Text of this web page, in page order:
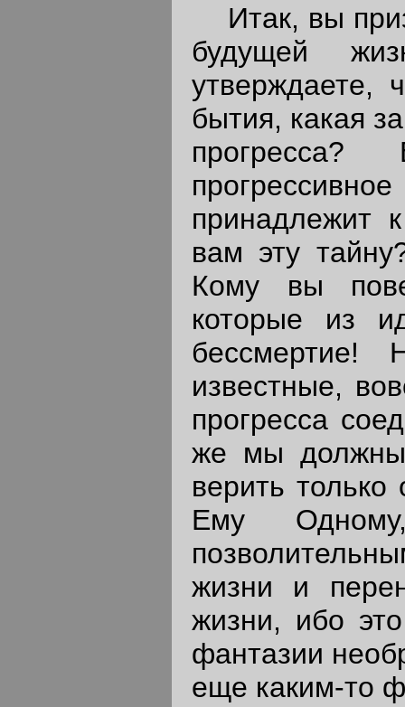
Итак, вы
будущей
утверждаете,
бытия, какая
принадлежит
вам эту
Кому вы
которые из
известные,
прогресса
же мы
верить
Ему
жизни и
жизни, ибо
фантазии
еще каким-то